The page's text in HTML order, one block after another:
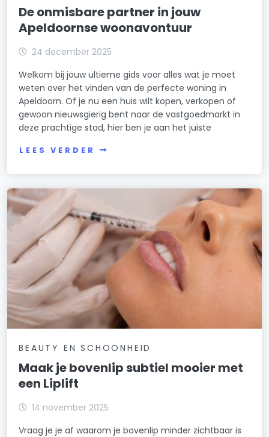
De onmisbare partner in jouw
Apeldoornse woonavontuur
24 december 2025
Welkom bij jouw ultieme gids voor alles wat je moet
weten over het vinden van de perfecte woning in
Apeldoorn. Of je nu een huis wilt kopen, verkopen of
gewoon nieuwsgierig bent naar de vastgoedmarkt in
deze prachtige stad, hier ben je aan het juiste
LEES VERDER
BEAUTY EN SCHOONHEID
Maak je bovenlip subtiel mooier met
een Liplift
14 november 2025
Vraag je je af waarom je bovenlip minder zichtbaar is